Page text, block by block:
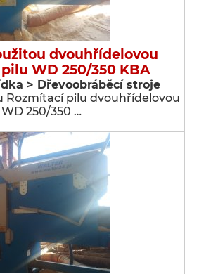
dvouhřídelovou
WD 250/350 KBA
> Dřevoobráběcí stroje
Rozmítací pilu dvouhřídelovou
WD 250/350 …